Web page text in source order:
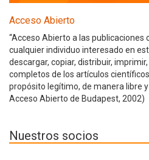
Acceso Abierto
“Acceso Abierto a las publicaciones
cualquier individuo interesado en
descargar, copiar, distribuir,
completos de los artículos
propósito legítimo, de manera libre
Acceso Abierto de Budapest, 2002)
Nuestros socios